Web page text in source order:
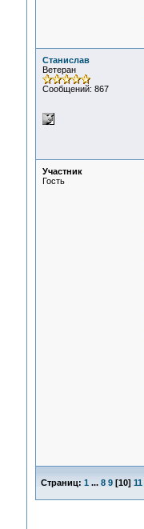
Станислав
Ветеран
Сообщений: 867
Участник
Гость
Страниц: 1 ... 8 9[10] 11